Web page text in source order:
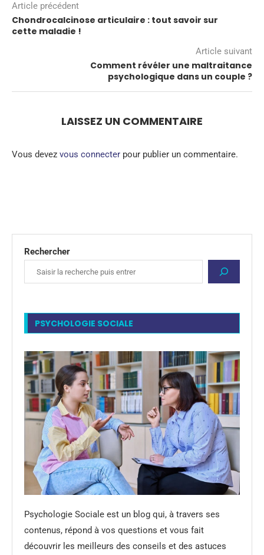
Article précédent
Chondrocalcinose articulaire : tout savoir sur
cette maladie !
Article suivant
Comment révéler une maltraitance
psychologique dans un couple ?
LAISSEZ UN COMMENTAIRE
Vous devez vous connecter pour publier un commentaire.
Rechercher
PSYCHOLOGIE SOCIALE
Psychologie Sociale est un blog qui, à travers ses
contenus, répond à vos questions et vous fait
découvrir les meilleurs des conseils et des astuces